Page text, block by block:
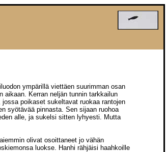
ympärillä viettäen suurimman osan
aikaan. Kerran neljän tunnin tarkkailun
poikaset sukeltavat ruokaa rantojen
syötävää pinnasta. Sen sijaan ruohoa
alle, ja sukelsi sitten lyhyesti. Mutta
olivat osoittaneet jo vähän
luokse. Hanhi rähjäisi haahkoille